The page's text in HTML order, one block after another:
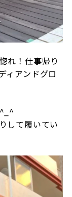
れ！仕事帰り
ィアンドグロ
して履いてい